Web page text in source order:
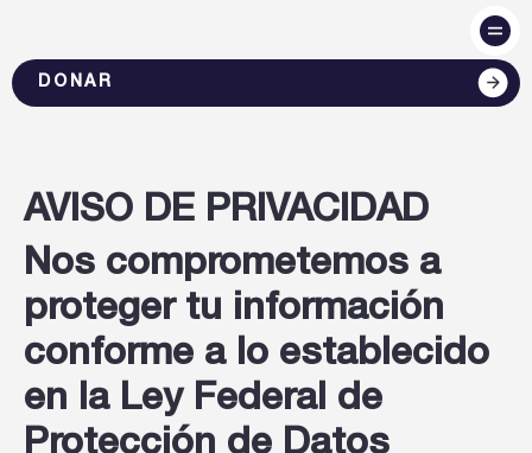
DONAR
AVISO DE PRIVACIDAD
Nos comprometemos a
proteger tu información
conforme a lo establecido
en la Ley Federal de
Protección de Datos